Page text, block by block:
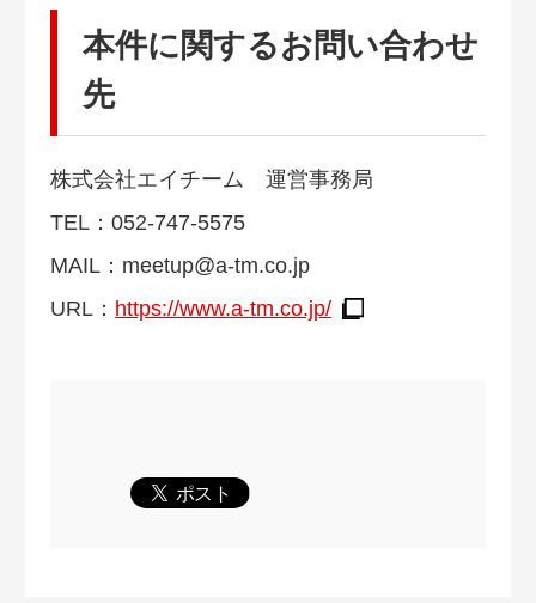
本件に関するお問い合わせ
先
株式会社エイチーム 運営事務局
TEL：052-747-5575
MAIL： meetup@a-tm.co.jp
URL： https://www.a-tm.co.jp/